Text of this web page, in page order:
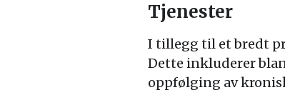
Tjenester
I tillegg til et bredt
Dette inkluderer
oppfølging av